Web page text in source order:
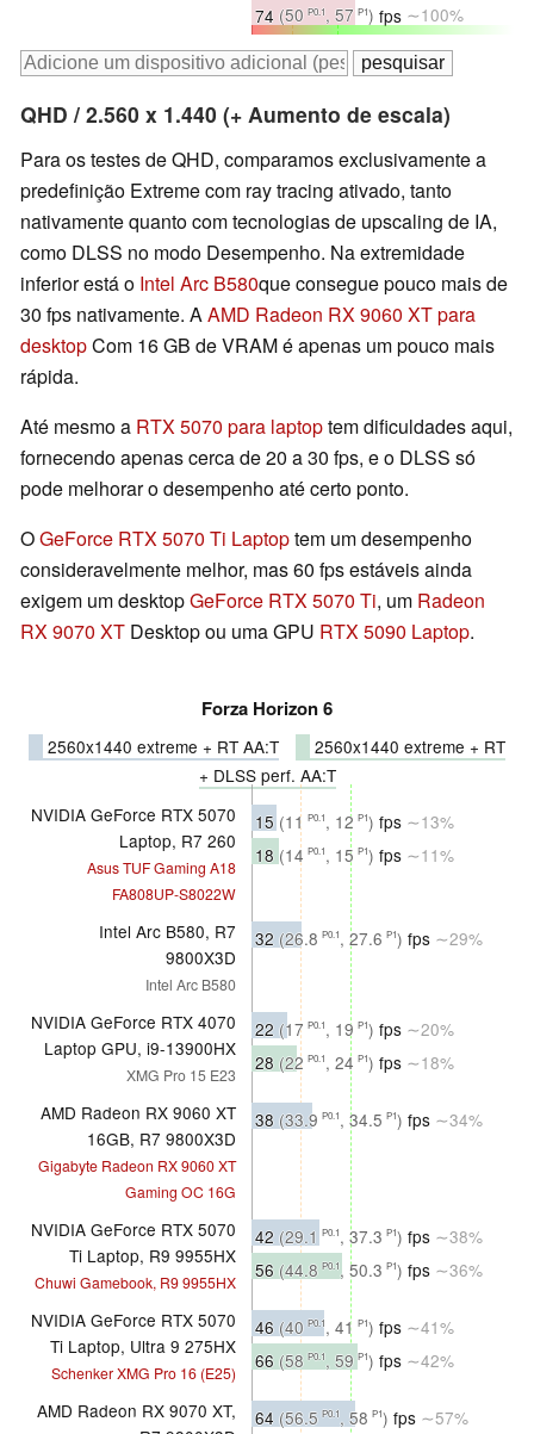
74 (50 P0.1, 57 P1) fps ∼100%
QHD / 2.560 x 1.440 (+ Aumento de escala)
Para os testes de QHD, comparamos exclusivamente a
predefinição Extreme com ray tracing ativado, tanto
nativamente quanto com tecnologias de upscaling de IA,
como DLSS no modo Desempenho. Na extremidade
inferior está o Intel Arc B580que consegue pouco mais de
30 fps nativamente. AAMD Radeon RX 9060 XT para
desktopCom 16 GB de VRAM é apenas um pouco mais
rápida.
Até mesmo a RTX 5070 para laptoptem dificuldades aqui,
fornecendo apenas cerca de 20 a 30 fps, e o DLSS só
pode melhorar o desempenho até certo ponto.
OGeForce RTX 5070 Ti Laptoptem um desempenho
consideravelmente melhor, mas 60 fps estáveis ainda
exigem um desktopGeForce RTX 5070 Ti, um Radeon
RX 9070 XT Desktop ou uma GPU RTX 5090 Laptop.
Forza Horizon 6
2560x1440 extreme + RT AA:T
2560x1440 extreme + RT
+ DLSS perf. AA:T
NVIDIA GeForce RTX 5070
Laptop, R7 260
Asus TUF Gaming A18
FA808UP-S8022W
15 (11 P0.1, 12 P1) fps ∼13%
18 (14 P0.1, 15 P1) fps ∼11%
Intel Arc B580, R7
9800X3D
Intel Arc B580
32 (26.8 P0.1, 27.6 P1) fps ∼29%
NVIDIA GeForce RTX 4070
Laptop GPU, i9-13900HX
XMG Pro 15 E23
22 (17 P0.1, 19 P1) fps ∼20%
28 (22 P0.1, 24 P1) fps ∼18%
AMD Radeon RX 9060 XT
16GB, R7 9800X3D
Gigabyte Radeon RX 9060 XT
Gaming OC 16G
38 (33.9 P0.1, 34.5 P1) fps ∼34%
NVIDIA GeForce RTX 5070
Ti Laptop, R9 9955HX
Chuwi Gamebook, R9 9955HX
42 (29.1 P0.1, 37.3 P1) fps ∼38%
56 (44.8 P0.1, 50.3 P1) fps ∼36%
NVIDIA GeForce RTX 5070
Ti Laptop, Ultra 9 275HX
Schenker XMG Pro 16 (E25)
46 (40 P0.1, 41 P1) fps ∼41%
66 (58 P0.1, 59 P1) fps ∼42%
AMD Radeon RX 9070 XT,
64 (56.5 P0.1, 58 P1) fps ∼57%